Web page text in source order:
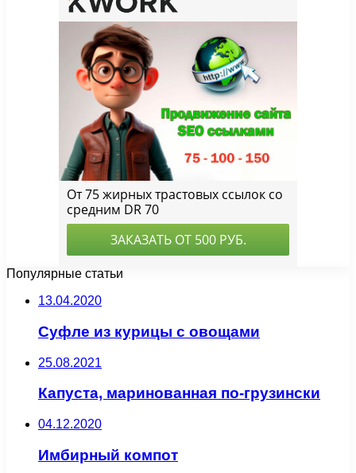
Популярные статьи
13.04.2020
Суфле из курицы с овощами
25.08.2021
Капуста, маринованная по-грузински
04.12.2020
Имбирный компот